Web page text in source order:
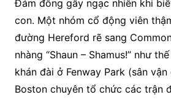
Đám đông gây ngạc nhiên khi
con. Một nhóm cổ động viên
đường Hereford rẽ sang
nhàng “Shaun – Shamus!” như
khán đài ở Fenway Park (sân
Boston chuyên tổ chức các trận